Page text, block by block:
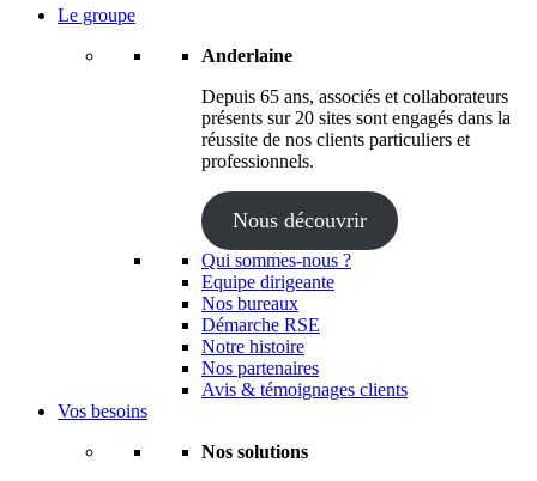
Le groupe
Anderlaine
Depuis 65 ans, associés et collaborateurs
présents sur 20 sites sont engagés dans la
réussite de nos clients particuliers et
professionnels.
Nous découvrir
Qui sommes-nous ?
Equipe dirigeante
Nos bureaux
Démarche RSE
Notre histoire
Nos partenaires
Avis & témoignages clients
Vos besoins
Nos solutions